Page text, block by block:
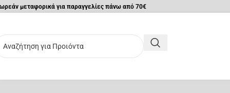
μεταφορικά για παραγγελίες πάνω από 70€